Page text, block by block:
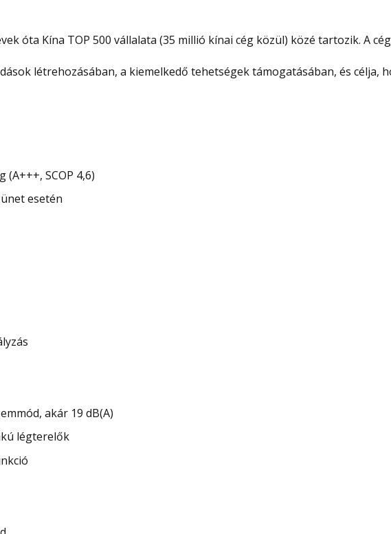
óta Kína TOP 500 vállalata (35 millió kínai cég közül) közé tartozik. A
létrehozásában, a kiemelkedő tehetségek támogatásában, és célja,
SCOP 4,6)
esetén
akár 19 dB(A)
légterelők